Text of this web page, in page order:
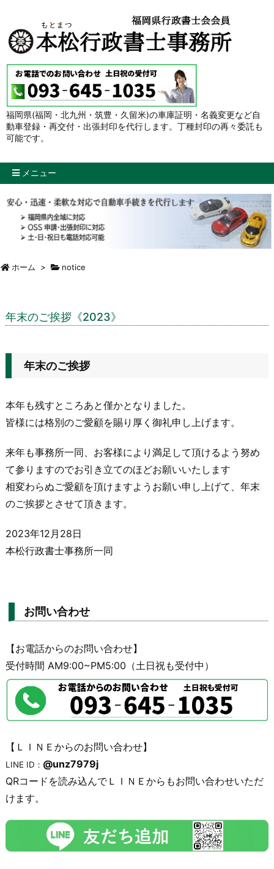
福岡県(福岡・北九州・筑豊・久留米)の車庫証明・名義変更など自
動車登録・再交付・出張封印を代行します。丁種封印の再々委託も
可能です。
メニュー
ホーム > notice
年末のご挨拶《2023》
年末のご挨拶
本年も残すところあと僅かとなりました。
皆様には格別のご愛顧を賜り厚く御礼申し上げます。
来年も事務所一同、お客様により満足して頂けるよう努め
て参りますのでお引き立てのほどお願いいたします
相変わらぬご愛顧を頂けますようお願い申し上げて、 年末
のご挨拶とさせて頂きます。
2023年12月28日
本松行政書士事務所一同
お問い合わせ
【お電話からのお問い合わせ】
受付時間 AM9:00~PM5:00（土日祝も受付中）
【ＬＩＮＥからのお問い合わせ】
LINE ID： @unz7979j
QRコードを読み込んでＬＩＮＥからもお問い合わせいただ
けます。